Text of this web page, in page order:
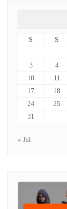
S S
3
4
10
11
17
18
24
25
31
« Jul